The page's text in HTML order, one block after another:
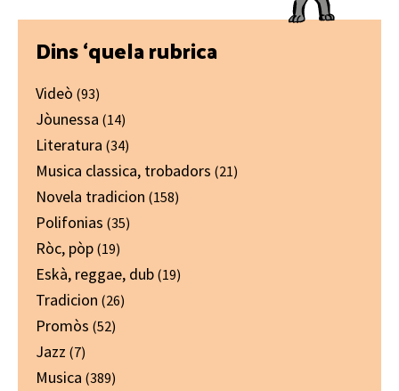
Primary
Sidebar
Dins ‘quela rubrica
Videò (93)
Jòunessa (14)
Literatura (34)
Musica classica, trobadors (21)
Novela tradicion (158)
Polifonias (35)
Ròc, pòp (19)
Eskà, reggae, dub (19)
Tradicion (26)
Promòs (52)
Jazz (7)
Musica (389)